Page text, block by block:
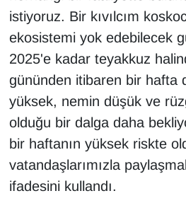
istiyoruz. Bir kıvılcım
ekosistemi yok edebilecek
2025'e kadar teyakkuz
gününden itibaren bir hafta
yüksek, nemin düşük ve
olduğu bir dalga daha
bir haftanın yüksek riskte
vatandaşlarımızla
ifadesini kullandı.
MEDYA
ONE EKONOMİ
POLİTİKA
Resmi İlanlar
RÖPORTAJ